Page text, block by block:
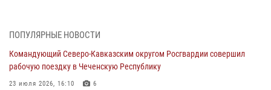
В Москве росгвардейцы задержали троих мужчин, устроивших
06 августа 2026, 11:20
Взрывотехники Росгвардии на Ставрополье обезвредили снаряд
ПОПУЛЯРНЫЕ НОВОСТИ
Командующий Северо-Кавказским округом Росгвардии совершил
рабочую поездку в Чеченскую Республику
23 июля 2026, 16:10 6